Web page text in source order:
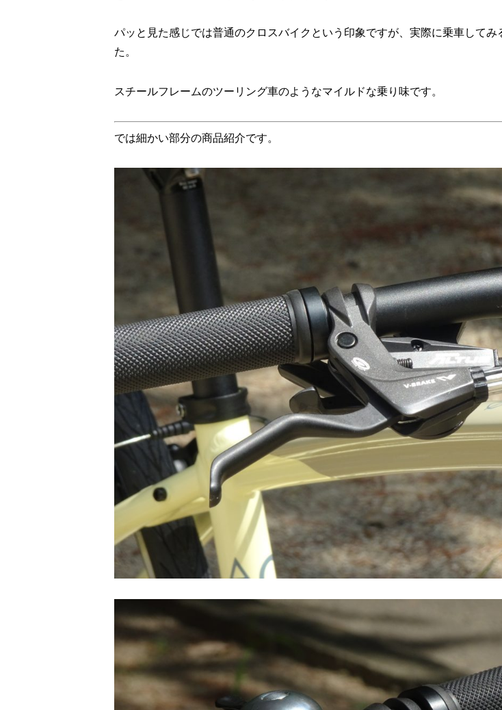
パッと見た感じでは普通のクロスバイクという印象ですが、実際に乗車して
た。
スチールフレームのツーリング車のようなマイルドな乗り味です。
では細かい部分の商品紹介です。